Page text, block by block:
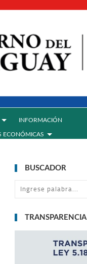
INFORMACIÓN
ECONÓMICAS
BUSCADOR
TRANSPARENCIA